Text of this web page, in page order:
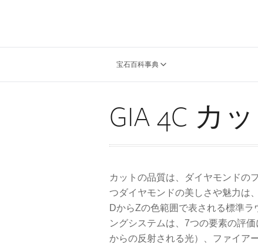
宝石百科事典
GIA 4C カ
カットの品質は、ダイヤモンドの
つダイヤモンドの美しさや魅力は
DからZの色範囲で表される標準
ングシステムは、7つの要素の評
からの反射される光）、ファイア